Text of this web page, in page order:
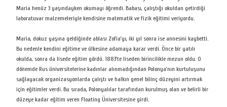
Maria henüz 3 yaşındayken okumayı öğrendi. Babası, çalıştığı okuldan getirdiği
laboratuvar malzemeleriyle kendisine matematik ve fizik eğitimi veriyordu.
Maria, dokuz yaşına geldiğinde ablası Zofia’yı, iki yıl sonra ise annesini kaybetti.
Bu nedenle kendini eğitime ve ülkesine adamaya karar verdi. Önce bir yatılı
okulda, sonra da lisede eğitim gördü. 1883’te liseden birincilikle mezun oldu. O
dönemde Rus üniversitelerine kadınlar alınmadığından Polonya’nın kurtuluşunu
sağlayacak organizasyonlarda çalıştı ve halkın genel bilinç düzeyini artırmak
için eğitimler verdi. Bu sırada, Polonyalılar tarafından kurulmuş olan ve belirli bir
düzeye kadar eğitim veren Floating Üniversitesine girdi.